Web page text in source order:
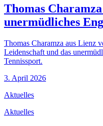
Thomas
unermüdliches
Thomas Charamza aus Lienz
Leidenschaft und das
Tennissport.
3. April 2026
Aktuelles
Aktuelles